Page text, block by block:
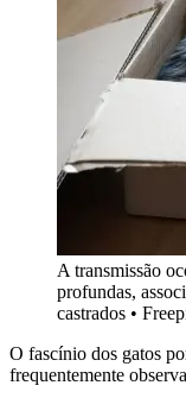
A transmissão
profundas,
castrados •
O fascínio dos gatos
frequentemente